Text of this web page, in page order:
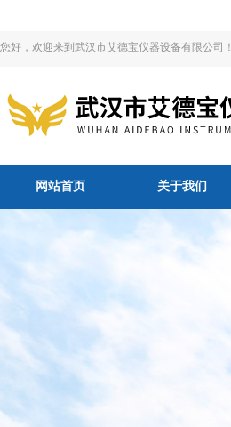
您好，欢迎来到武汉市艾德宝仪器设备有限公司！
网站首页 关于我们